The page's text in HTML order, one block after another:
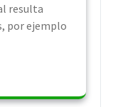
resulta
por ejemplo